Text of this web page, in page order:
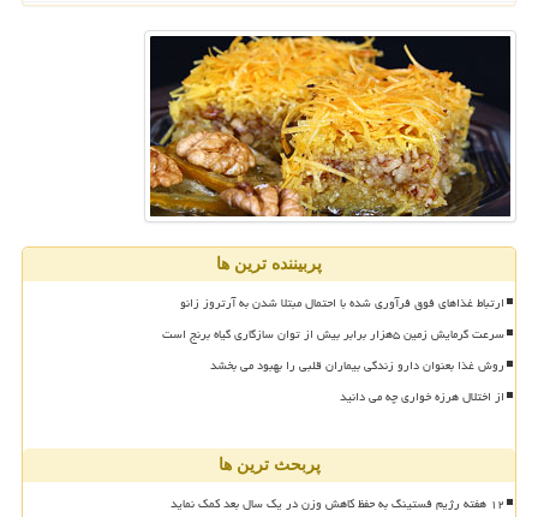
پربیننده ترین ها
ارتباط غذاهای فوق فرآوری شده با احتمال مبتلا شدن به آرتروز زانو
سرعت گرمایش زمین ۵هزار برابر بیش از توان سازگاری گیاه برنج است
روش غذا بعنوان دارو زندگی بیماران قلبی را بهبود می بخشد
از اختلال هرزه خواری چه می دانید
پربحث ترین ها
۱۲ هفته رژیم فستینگ به حفظ کاهش وزن در یک سال بعد کمک نماید